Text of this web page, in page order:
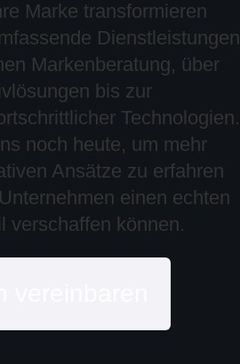
Marke transformieren
Dienstleistungen
Markenberatung, über
bis zur
Technologien.
noch heute, um mehr
Ansätze zu erfahren
einen echten
verschaffen können.